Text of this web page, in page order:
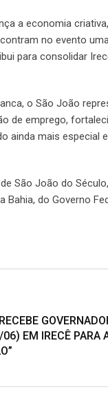
a economia
no evento
para consolidar
o São João
de emprego,
ainda mais especial
São João do
Bahia, do Governo
EM IRECÊ PARA